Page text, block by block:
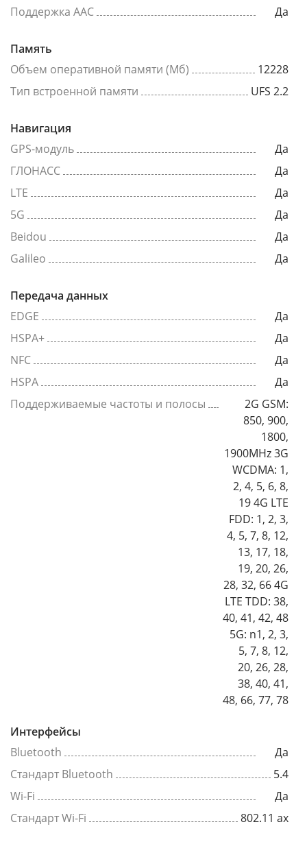
Поддержка AAC
Да
Память
Объем оперативной памяти (Мб)
12228
Тип встроенной памяти
UFS 2.2
Навигация
GPS-модуль
Да
ГЛОНАСС
Да
LTE
Да
5G
Да
Beidou
Да
Galileo
Да
Передача данных
EDGE
Да
HSPA+
Да
NFC
Да
HSPA
Да
Поддерживаемые частоты и полосы
2G GSM:
850, 900,
1800,
1900MHz 3G
WCDMA: 1,
2, 4, 5, 6, 8,
19 4G LTE
FDD: 1, 2, 3,
4, 5, 7, 8, 12,
13, 17, 18,
19, 20, 26,
28, 32, 66 4G
LTE TDD: 38,
40, 41, 42, 48
5G: n1, 2, 3,
5, 7, 8, 12,
20, 26, 28,
38, 40, 41,
48, 66, 77, 78
Интерфейсы
Bluetooth
Да
Стандарт Bluetooth
5.4
Wi-Fi
Да
Стандарт Wi-Fi
802.11 ax